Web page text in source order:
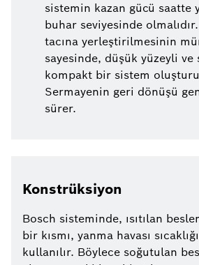
sistemin kazan gücü saatte
buhar seviyesinde
tacına yerleştirilmesinin
sayesinde, düşük yüzeyli ve
kompakt bir sistem
Sermayenin geri dönüşü
sürer.
Konstrüksiyon
Bosch sisteminde, ısıtılan
bir kısmı, yanma havası
kullanılır. Böylece soğutulan